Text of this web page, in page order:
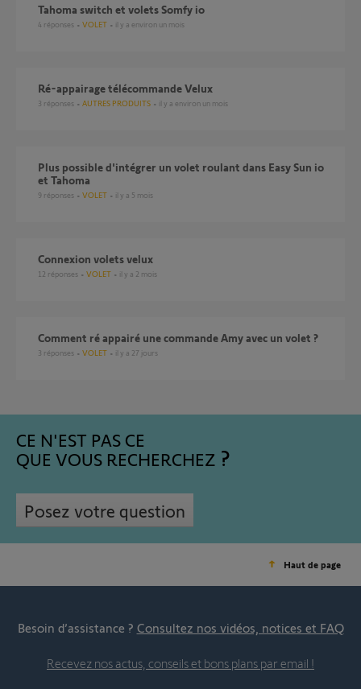
Tahoma switch et volets Somfy io
4 réponses VOLET il y a environ un mois
ré-appairage télécommande Velux
3 réponses AUTRES PRODUITS il y a environ un mois
Plus possible d'intégrer un volet roulant dans Easy Sun io
et Tahoma
9 réponses VOLET il y a 5 mois
Connexion volets velux
12 réponses VOLET il y a 2 mois
Comment ré appairé une commande Amy avec un volet ?
3 réponses VOLET il y a 27 jours
CE N'EST PAS CE
QUE VOUS RECHERCHEZ
Posez votre question
Haut de page
Besoin d’assistance ? Consultez nos vidéos, notices et FAQ
Recevez nos actus, conseils et bons plans par email !